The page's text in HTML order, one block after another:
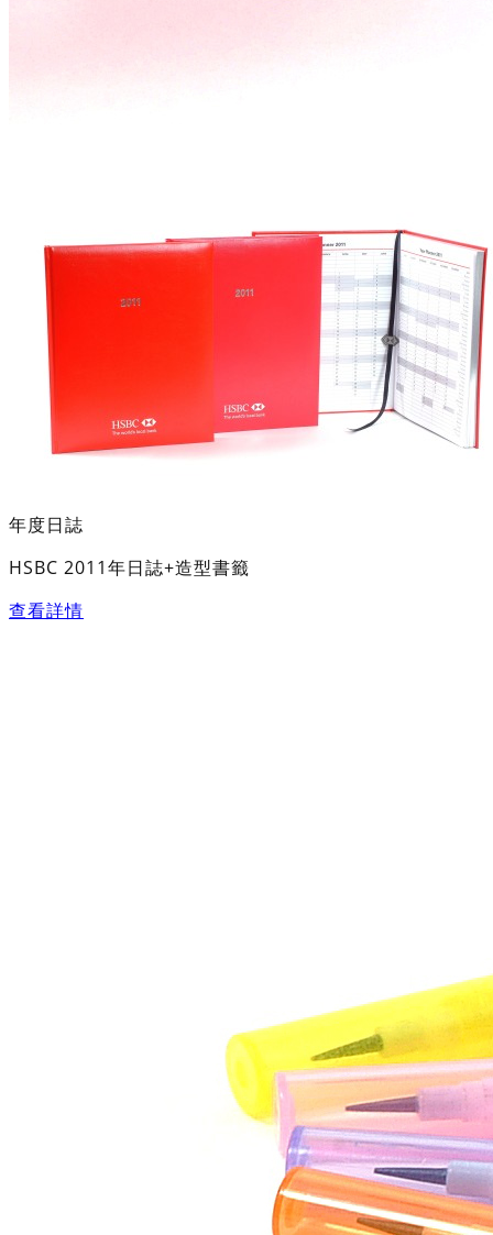
年度日誌
HSBC 2011年日誌+造型書籤
查看詳情